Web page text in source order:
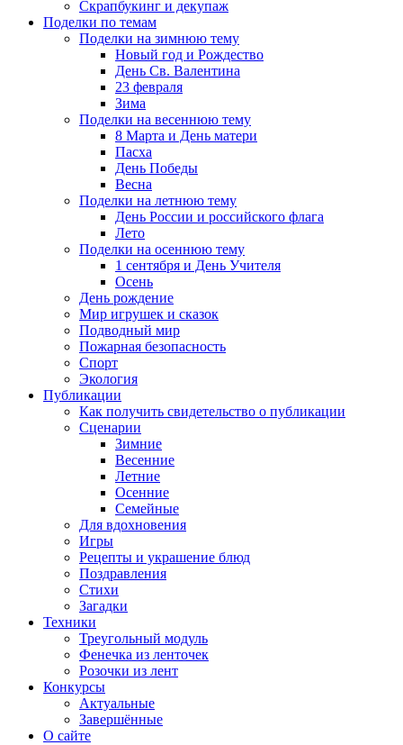
Скрапбукинг и декупаж
Поделки по темам
Поделки на зимнюю тему
Новый год и Рождество
День Св. Валентина
23 февраля
Зима
Поделки на весеннюю тему
8 Марта и День матери
Пасха
День Победы
Весна
Поделки на летнюю тему
День России и российского флага
Лето
Поделки на осеннюю тему
1 сентября и День Учителя
Осень
День рождение
Мир игрушек и сказок
Подводный мир
Пожарная безопасность
Спорт
Экология
Публикации
Как получить свидетельство о публикации
Сценарии
Зимние
Весенние
Летние
Осенние
Семейные
Для вдохновения
Игры
Рецепты и украшение блюд
Поздравления
Стихи
Загадки
Техники
Треугольный модуль
Фенечка из ленточек
Розочки из лент
Конкурсы
Актуальные
Завершённые
О сайте